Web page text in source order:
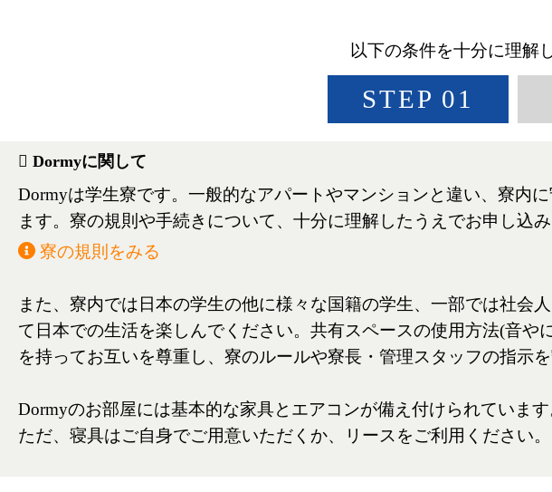
以下の条件を十分に理解
STEP 01
Dormyに関して
Dormyは学生寮です。一般的なアパートやマンションと違い、寮内
ます。寮の規則や手続きについて、十分に理解したうえでお申し込み
寮の規則をみる
また、寮内では日本の学生の他に様々な国籍の学生、一部では社会
て日本での生活を楽しんでください。共有スペースの使用方法(音
を持ってお互いを尊重し、寮のルールや寮長・管理スタッフの指示を
Dormyのお部屋には基本的な家具とエアコンが備え付けられていま
ただ、寝具はご自身でご用意いただくか、リースをご利用ください。